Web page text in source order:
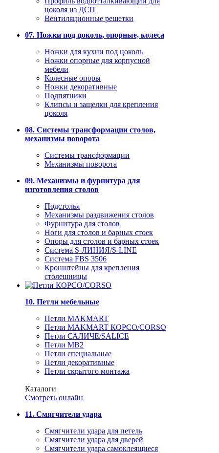
цоколя из ДСП
Вентиляционные решетки
07. Ножки под цоколь, опорные, колеса
Ножки для кухни под цоколь
Ножки опорные для корпусной
мебели
Колесные опоры
Ножки декоративные
Подпятники
Клипсы и защелки для крепления
цоколя
08. Системы трансформации столов,
механизмы поворота
Системы трансформации
Механизмы поворота
09. Механизмы и фурнитура для
изготовления столов
Подстолья
Механизмы раздвижения столов
Фурнитура для столов
Ноги для столов и барных стоек
Опоры для столов и барных стоек
Система S-ЛИНИЯ/S-LINE
Система FBS 3506
Кронштейны для крепления
столешницы
10. Петли мебельные
Петли MAKMART
Петли MAKMART КОРСО/CORSO
Петли САЛИЧЕ/SALICE
Петли MB2
Петли специальные
Петли декоративные
Петли скрытого монтажа
Каталоги
Смотреть онлайн
11. Смягчители удара
Смягчители удара для петель
Смягчители удара для дверей
Cмягчители удара самоклеящиеся